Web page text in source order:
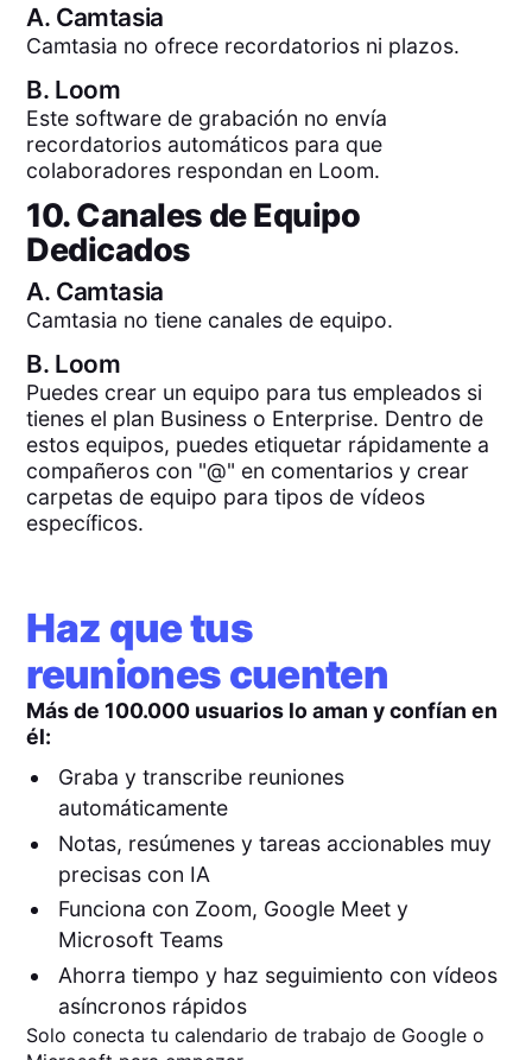
A. Camtasia
Camtasia no ofrece recordatorios ni plazos.
B. Loom
Este software de grabación no envía
recordatorios automáticos para que
colaboradores respondan en Loom.
10. Canales de Equipo
Dedicados
A. Camtasia
Camtasia no tiene canales de equipo.
B. Loom
Puedes crear un equipo para tus empleados si
tienes el plan Business o Enterprise. Dentro de
estos equipos, puedes etiquetar rápidamente a
compañeros con "@" en comentarios y crear
carpetas de equipo para tipos de vídeos
específicos.
Haz que tus
reuniones cuenten
Más de 100.000 usuarios lo aman y confían en
él:
Graba y transcribe reuniones
automáticamente
Notas, resúmenes y tareas accionables muy
precisas con IA
Funciona con Zoom, Google Meet y
Microsoft Teams
Ahorra tiempo y haz seguimiento con vídeos
asíncronos rápidos
Solo conecta tu calendario de trabajo de Google o